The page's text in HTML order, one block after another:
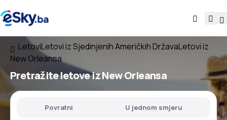
LetoviLetovi iz Sjedinjenih Američkih DržavaLetovi iz
New Orleansa
Pretražite letoveiz New Orleansa
Povratni U jednom smjeru